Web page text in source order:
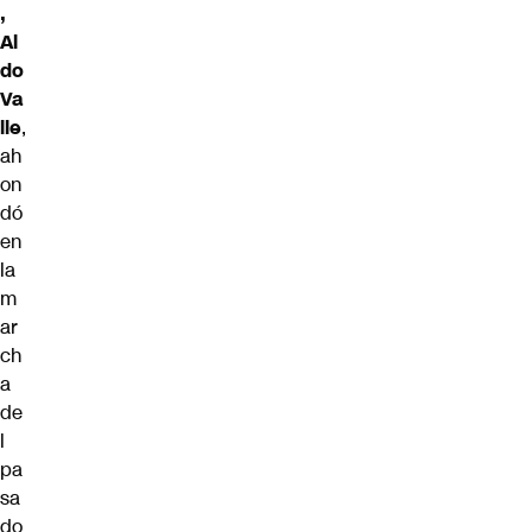
,
Al
do
Va
lle,
ah
on
dó
en
la
m
ar
ch
a
de
l
pa
sa
do